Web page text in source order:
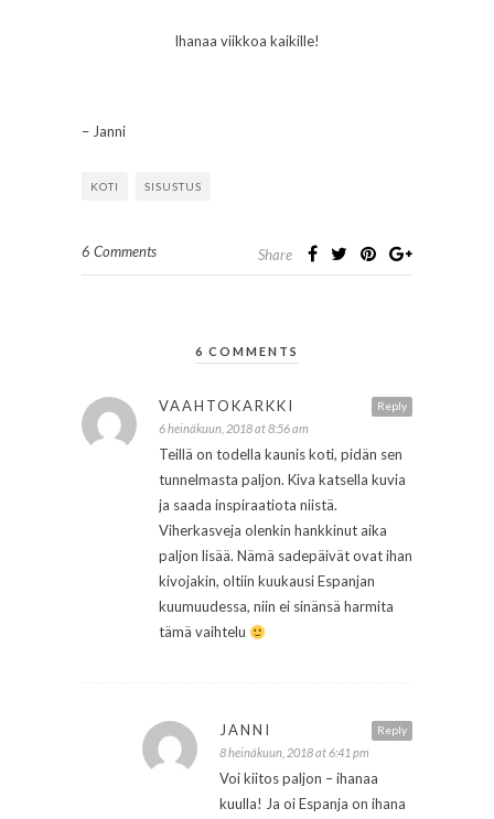
Ihanaa viikkoa kaikille!
– Janni
KOTI SISUSTUS
6 Comments Share
6 COMMENTS
Reply
VAAHTOKARKKI
6 heinäkuun, 2018 at 8:56 am
Teillä on todella kaunis koti, pidän sen
tunnelmasta paljon. Kiva katsella kuvia
ja saada inspiraatiota niistä.
Viherkasveja olenkin hankkinut aika
paljon lisää. Nämä sadepäivät ovat ihan
kivojakin, oltiin kuukausi Espanjan
kuumuudessa, niin ei sinänsä harmita
tämä vaihtelu
Reply
JANNI
8 heinäkuun, 2018 at 6:41 pm
Voi kiitos paljon – ihanaa
kuulla! Ja oi Espanja on ihana